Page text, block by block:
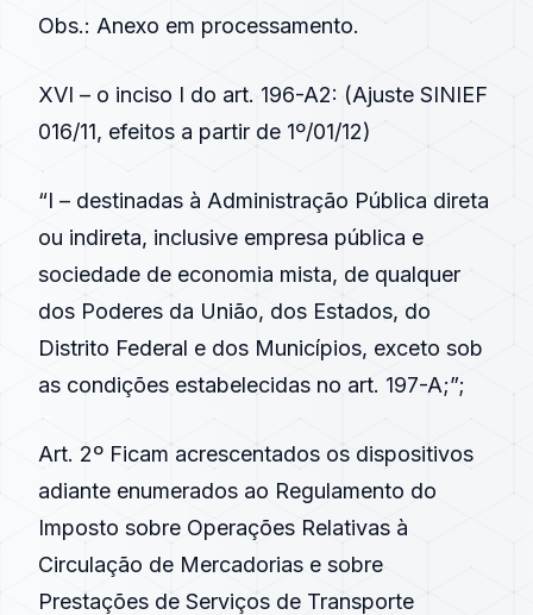
Obs.: Anexo em processamento.
XVI – o inciso I do art. 196-A2: (Ajuste SINIEF
016/11, efeitos a partir de 1º/01/12)
“I – destinadas à Administração Pública direta
ou indireta, inclusive empresa pública e
sociedade de economia mista, de qualquer
dos Poderes da União, dos Estados, do
Distrito Federal e dos Municípios, exceto sob
as condições estabelecidas no art. 197-A;”;
Art. 2º Ficam acrescentados os dispositivos
adiante enumerados ao Regulamento do
Imposto sobre Operações Relativas à
Circulação de Mercadorias e sobre
Prestações de Serviços de Transporte